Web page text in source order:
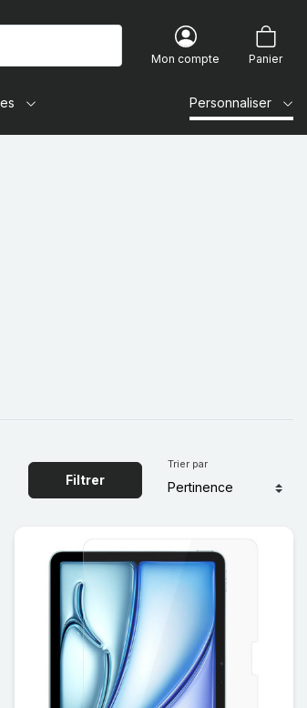
Mon compte Panier
Personnaliser
Filtrer
Trier par